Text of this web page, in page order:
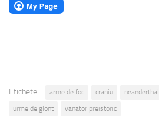
Etichete: arme de foc craniu neanderthal
urme de glont
vanator preistoric